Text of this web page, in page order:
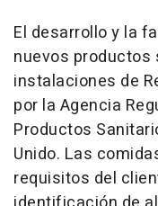
El desarrollo y la
nuevos productos
instalaciones de
por la Agencia
Productos
Unido. Las
requisitos del